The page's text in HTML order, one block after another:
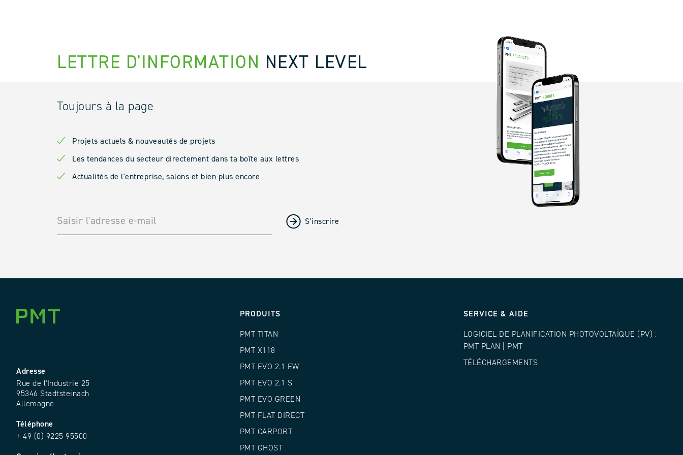
LETTRE D'INFORMATION NEXT LEVEL
Toujours à la page
Projets actuels & nouveautés de projets
Les tendances du secteur directement dans ta boîte aux lettres
Actualités de l'entreprise, salons et bien plus encore
Adresse
Rue de l'Industrie 25
95346 Stadtsteinach
Allemagne
Téléphone
+ 49 (0) 9225 95500
PRODUITS
PMT TITAN
PMT X118
PMT EVO 2.1 EW
PMT EVO 2.1 S
PMT EVO GREEN
PMT FLAT DIRECT
PMT CARPORT
PMT GHOST
SERVICE & AIDE
LOGICIEL DE PLANIFICATION PHOTOVOLTAÏQUE (PV) :
PMT PLAN | PMT
TÉLÉCHARGEMENTS